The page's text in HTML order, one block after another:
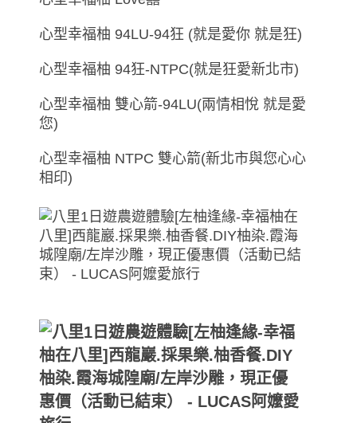
心型幸福柚 94LU-94狂 (就是愛你 就是狂)
心型幸福柚 94狂-NTPC(就是狂愛新北市)
心型幸福柚 雙心箭-94LU(兩情相悅 就是愛
您)
心型幸福柚 NTPC 雙心箭(新北市與您心心
相印)